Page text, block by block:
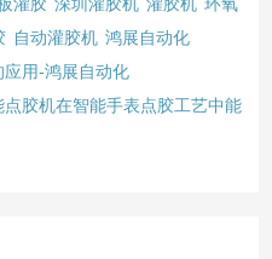
自动灌胶机 鸿展自动化
用-鸿展自动化
胶机在智能手表点胶工艺中能